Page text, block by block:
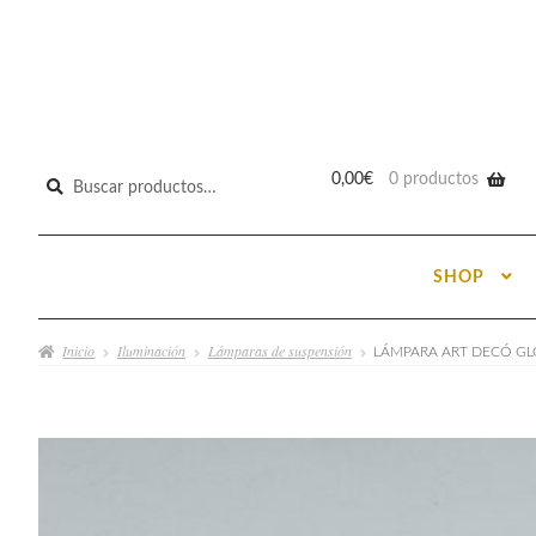
Buscar
0,00€ 0 productos
SHOP
Inicio Iluminación Lámparas de suspensión LÁMPARA ART DECÓ